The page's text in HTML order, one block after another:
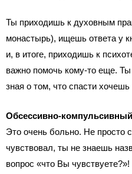
Ты приходишь к духовным
монастырь), ищешь ответа у
и, в итоге, приходишь к
важно помочь кому-то еще.
зная о том, что спасти хочешь
Обсессивно-
Это очень больно. Не просто
чувствовал, ты не знаешь
вопрос «что Вы